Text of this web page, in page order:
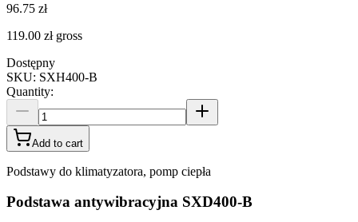
96.75 zł
119.00 zł gross
Dostępny
SKU: SXH400-B
Quantity:
Add to cart
Podstawy do klimatyzatora, pomp ciepła
Podstawa antywibracyjna SXD400-B